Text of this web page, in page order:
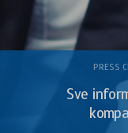
PRESS
Sve